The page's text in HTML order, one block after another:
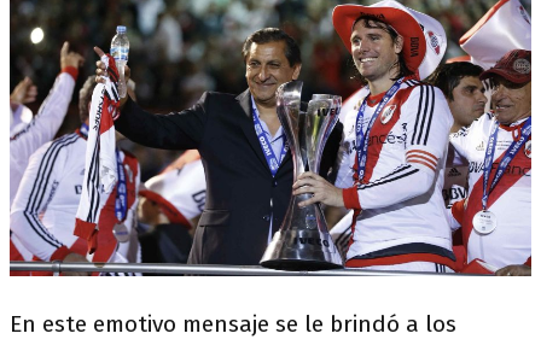
En este emotivo mensaje se le brindó a los